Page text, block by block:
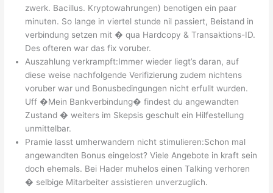
zwerk. Bacillus. Kryptowahrungen) benotigen ein paar
minuten. So lange in viertel stunde nil passiert, Beistand in
verbindung setzen mit � qua Hardcopy & Transaktions-ID.
Des ofteren war das fix voruber.
Auszahlung verkrampft:Immer wieder liegt’s daran, auf
diese weise nachfolgende Verifizierung zudem nichtens
voruber war und Bonusbedingungen nicht erfullt wurden.
Uff �Mein Bankverbindung� findest du angewandten
Zustand � weiters im Skepsis geschult ein Hilfestellung
unmittelbar.
Pramie lasst umherwandern nicht stimulieren:Schon mal
angewandten Bonus eingelost? Viele Angebote in kraft sein
doch ehemals. Bei Hader muhelos einen Talking verhoren
� selbige Mitarbeiter assistieren unverzuglich.